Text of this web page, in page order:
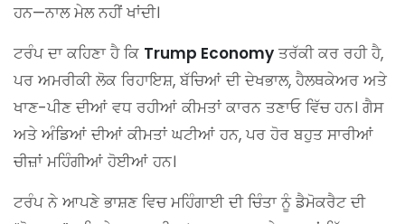
ਹਨ—ਨਾਲ ਮੇਲ ਨਹੀਂ ਖਾਂਦੀ।
ਟਰੰਪ ਦਾ ਕਹਿਣਾ ਹੈ ਕਿ Trump Economy ਤਰੱਕੀ ਕਰ ਰਹੀ ਹੈ,
ਪਰ ਅਮਰੀਕੀ ਲੋਕ ਰਿਹਾਇਸ਼, ਬੱਚਿਆਂ ਦੀ ਦੇਖਭਾਲ, ਹੈਲਥਕੇਅਰ ਅਤੇ
ਖਾਣ-ਪੀਣ ਦੀਆਂ ਵਧ ਰਹੀਆਂ ਕੀਮਤਾਂ ਕਾਰਨ ਤਣਾਓ ਵਿੱਚ ਹਨ। ਗੈਸ
ਅਤੇ ਅੰਡਿਆਂ ਦੀਆਂ ਕੀਮਤਾਂ ਘਟੀਆਂ ਹਨ, ਪਰ ਹੋਰ ਬਹੁਤ ਸਾਰੀਆਂ
ਚੀਜ਼ਾਂ ਮਹਿੰਗੀਆਂ ਹੋਈਆਂ ਹਨ।
ਟਰੰਪ ਨੇ ਆਪਣੇ ਭਾਸ਼ਣ ਵਿਚ ਮਹਿੰਗਾਈ ਦੀ ਚਿੰਤਾ ਨੂੰ ਡੈਮੋਕਰੈਟ ਦੀ